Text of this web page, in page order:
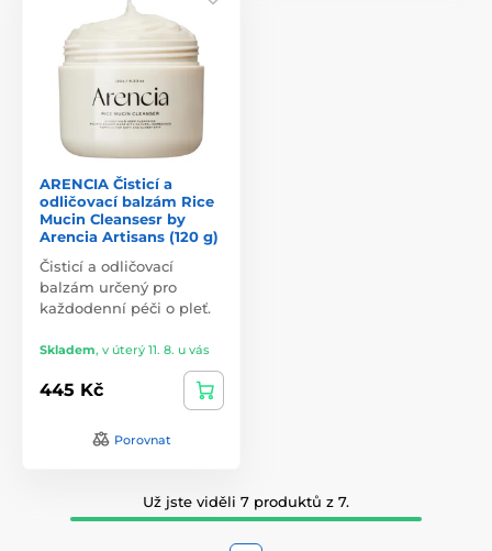
ARENCIA Čisticí a
odličovací balzám Rice
Mucin Cleansesr by
Arencia Artisans (120 g)
Čisticí a odličovací
balzám určený pro
každodenní péči o pleť.
Skladem, v úterý 11. 8. u vás
445 Kč
Porovnat
Už jste viděli 7 produktů z 7.